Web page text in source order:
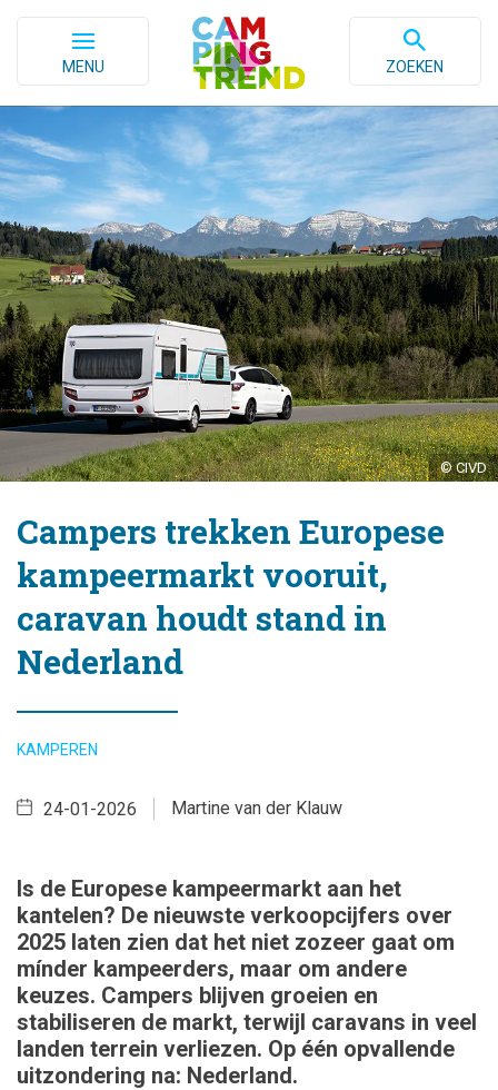
MENU ZOEKEN
© CIVD
Campers trekken Europese
kampeermarkt vooruit,
caravan houdt stand in
Nederland
KAMPEREN
Martine van der Klauw
24-01-2026
Is de Europese kampeermarkt aan het
kantelen? De nieuwste verkoopcijfers over
2025 laten zien dat het niet zozeer gaat om
mínder kampeerders, maar om andere
keuzes. Campers blijven groeien en
stabiliseren de markt, terwijl caravans in veel
landen terrein verliezen. Op één opvallende
uitzondering na: Nederland.